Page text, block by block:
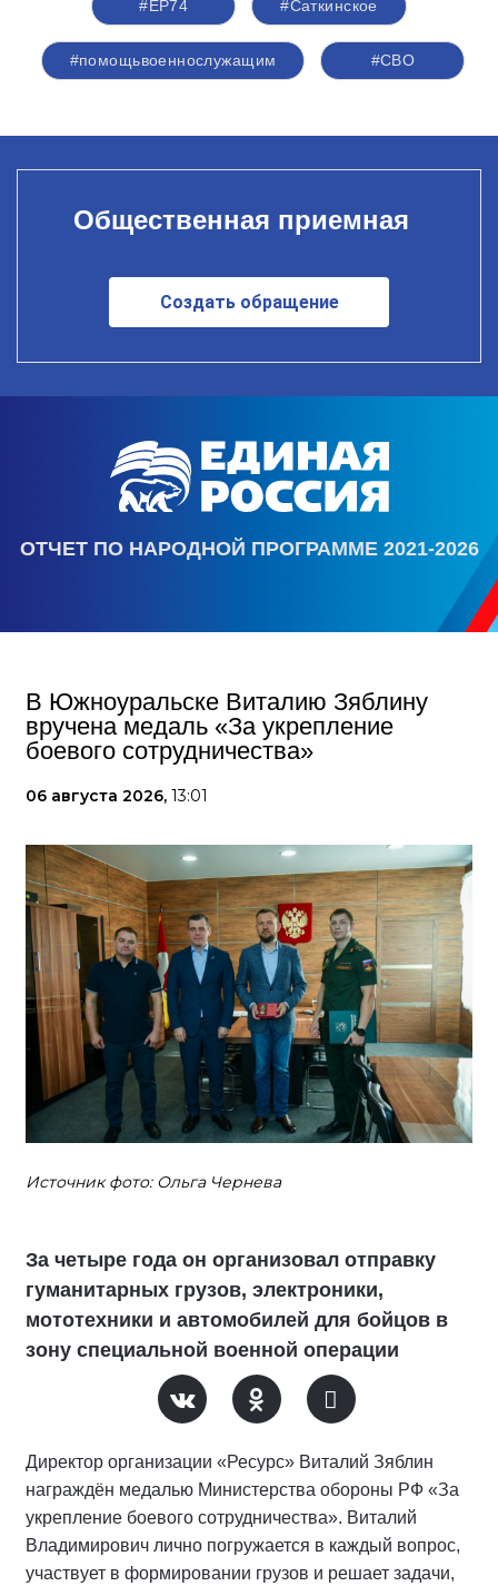
#ЕР74 #Саткинское
#помощьвоеннослужащим #СВО
Общественная приемная
Создать обращение
ОТЧЕТ ПО НАРОДНОЙ ПРОГРАММЕ 2021-2026
В Южноуральске Виталию Зяблину
вручена медаль «За укрепление
боевого сотрудничества»
06 августа 2026, 13:01
Источник фото: Ольга Чернева
За четыре года он организовал отправку
гуманитарных грузов, электроники,
мототехники и автомобилей для бойцов в
зону специальной военной операции
Директор организации «Ресурс» Виталий Зяблин
награждён медалью Министерства обороны РФ «За
укрепление боевого сотрудничества». Виталий
Владимирович лично погружается в каждый вопрос,
участвует в формировании грузов и решает задачи,